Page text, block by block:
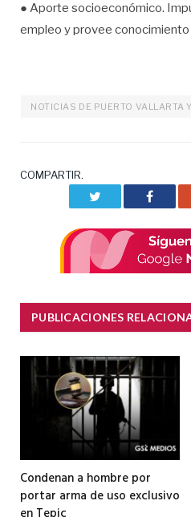
● Aporte socioeconómico.
empleo y provee
NOTICIAS DE PUERTO VALLARTA
COMPARTIR.
PUBLICACIONES
Condenan a hombre por
portar arma de uso exclusivo